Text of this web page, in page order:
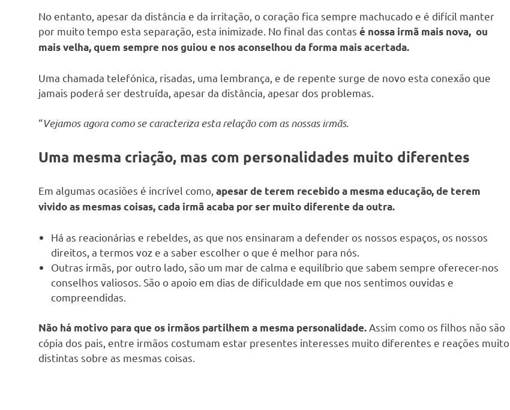
No entanto, apesar da distância e da irritação, o coração fica sempre machucado e é difícil manter
por muito tempo esta separação, esta inimizade. No final das contas é nossa irmã mais nova, ou
mais velha, quem sempre nos guiou e nos aconselhou da forma mais acertada.
Uma chamada telefónica, risadas, uma lembrança, e de repente surge de novo esta conexão que
jamais poderá ser destruída, apesar da distância, apesar dos problemas.
“Vejamos agora como se caracteriza esta relação com as nossas irmãs.
Uma mesma criação, mas com personalidades muito diferentes
Em algumas ocasiões é incrível como, apesar de terem recebido a mesma educação, de terem
vivido as mesmas coisas, cada irmã acaba por ser muito diferente da outra.
Há as reacionárias e rebeldes, as que nos ensinaram a defender os nossos espaços, os nossos
direitos, a termos voz e a saber escolher o que é melhor para nós.
Outras irmãs, por outro lado, são um mar de calma e equilíbrio que sabem sempre oferecer-nos
conselhos valiosos. São o apoio em dias de dificuldade em que nos sentimos ouvidas e
compreendidas.
Não há motivo para que os irmãos partilhem a mesma personalidade.Assim como os filhos não são
cópia dos pais, entre irmãos costumam estar presentes interesses muito diferentes e reações muito
distintas sobre as mesmas coisas.